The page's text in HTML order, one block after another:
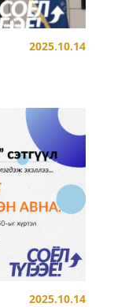
2025.10.14
2025.10.14